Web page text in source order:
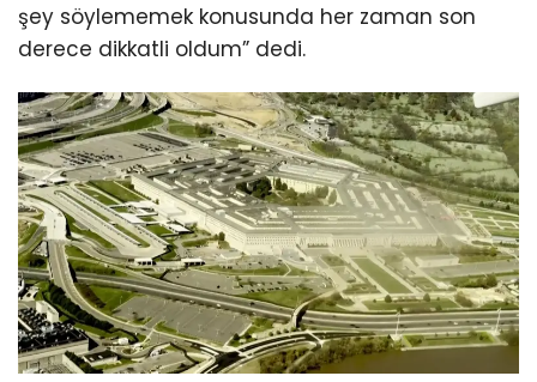
şey söylememek konusunda her zaman son
derece dikkatli oldum” dedi.